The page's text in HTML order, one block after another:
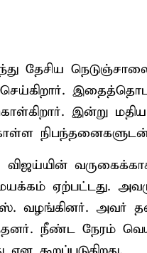
தேசிய
செய்கிறார்.
இன்று
ஏற்பட்டது.
வழங்கினர். அவர்
நீண்ட நேரம்